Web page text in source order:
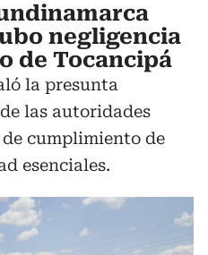
negligencia
de Tocancipá
la presunta
las autoridades
cumplimiento de
esenciales.